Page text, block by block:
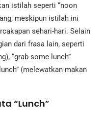
istilah seperti “noon
meskipun istilah ini
sehari-hari. Selain
dari frasa lain, seperti
“grab some lunch”
(melewatkan makan
“Lunch”